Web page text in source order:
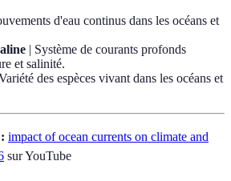
d'eau continus dans les océans et
| Système de courants profonds
et salinité.
Variété des espèces vivant dans les océans et
impact of ocean currents on climate and
sur YouTube